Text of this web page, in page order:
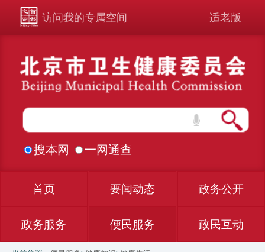
访问我的专属空间 适老版
搜本网 一网通查
首页 要闻动态 政务公开
政务服务 便民服务 政民互动